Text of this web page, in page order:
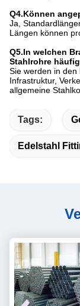
Q4.Können
Ja,
Längen können
Q5.In welchen
Stahlrohre
Sie werden in den
Infrastruktur,
allgemeine
Tags:
Edelstahl